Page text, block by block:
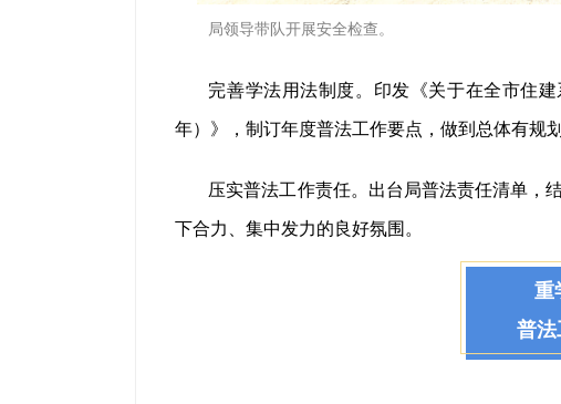
局领导带队开展安全检查。
完善学法用法制度。印发《关于在全市住
年）》，制订年度普法工作要点，做到总体有规
压实普法工作责任。出台局普法责任清单，
下合力、集中发力的良好氛围。
重
普